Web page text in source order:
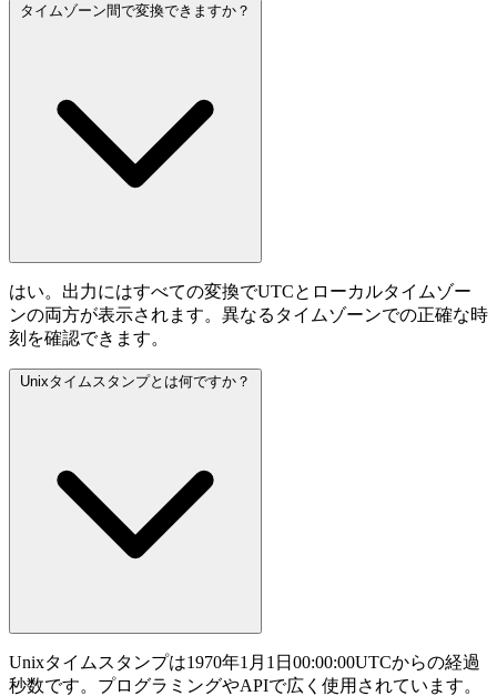
タイムゾーン間で変換できますか？
はい。出力にはすべての変換でUTCとローカルタイムゾー
ンの両方が表示されます。異なるタイムゾーンでの正確な時
刻を確認できます。
Unixタイムスタンプとは何ですか？
Unixタイムスタンプは1970年1月1日00:00:00UTCからの経過
秒数です。プログラミングやAPIで広く使用されています。